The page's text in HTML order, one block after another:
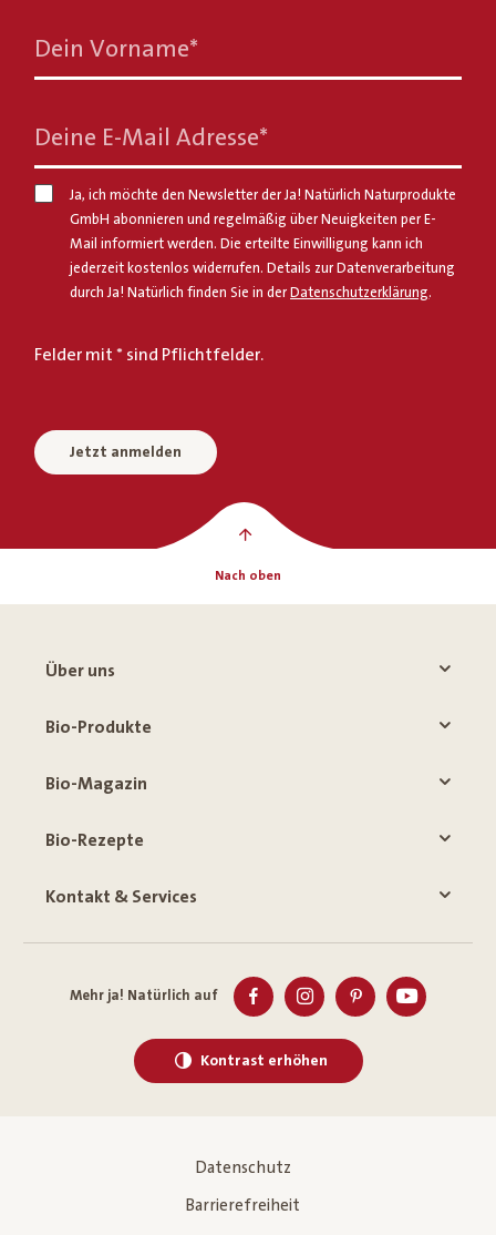
Dein Vorname*
Deine E-Mail Adresse*
Ja, ich möchte den Newsletter der Ja! Natürlich Naturprodukte
GmbH abonnieren und regelmäßig über Neuigkeiten per E-
Mail informiert werden. Die erteilte Einwilligung kann ich
jederzeit kostenlos widerrufen. Details zur Datenverarbeitung
durch Ja! Natürlich finden Sie in derDatenschutzerklärung.
Felder mit * sind Pflichtfelder.
Jetzt anmelden
Nach oben
Über uns
Bio-Produkte
Bio-Magazin
Bio-Rezepte
Kontakt & Services
Mehr ja! Natürlich auf
Kontrast erhöhen
Datenschutz
Barrierefreiheit